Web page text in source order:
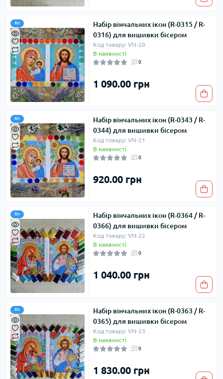
Хіт
Набір вінчальних ікон (R-0315 / R-
0316) для вишивки бісером
Код товару: VN-20
В наявності
0
1 090.00 грн
Хіт
Набір вінчальних ікон (R-0343 / R-
0344) для вишивки бісером
Код товару: VN-21
В наявності
0
920.00 грн
Хіт
Набір вінчальних ікон (R-0364 / R-
0366) для вишивки бісером
Код товару: VN-22
В наявності
0
1 040.00 грн
Хіт
Набір вінчальних ікон (R-0363 / R-
0365) для вишивки бісером
Код товару: VN-23
В наявності
0
1 830.00 грн